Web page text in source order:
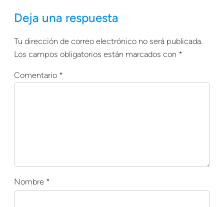
Deja una respuesta
Tu dirección de correo electrónico no será publicada.
Los campos obligatorios están marcados con *
Comentario *
Nombre *